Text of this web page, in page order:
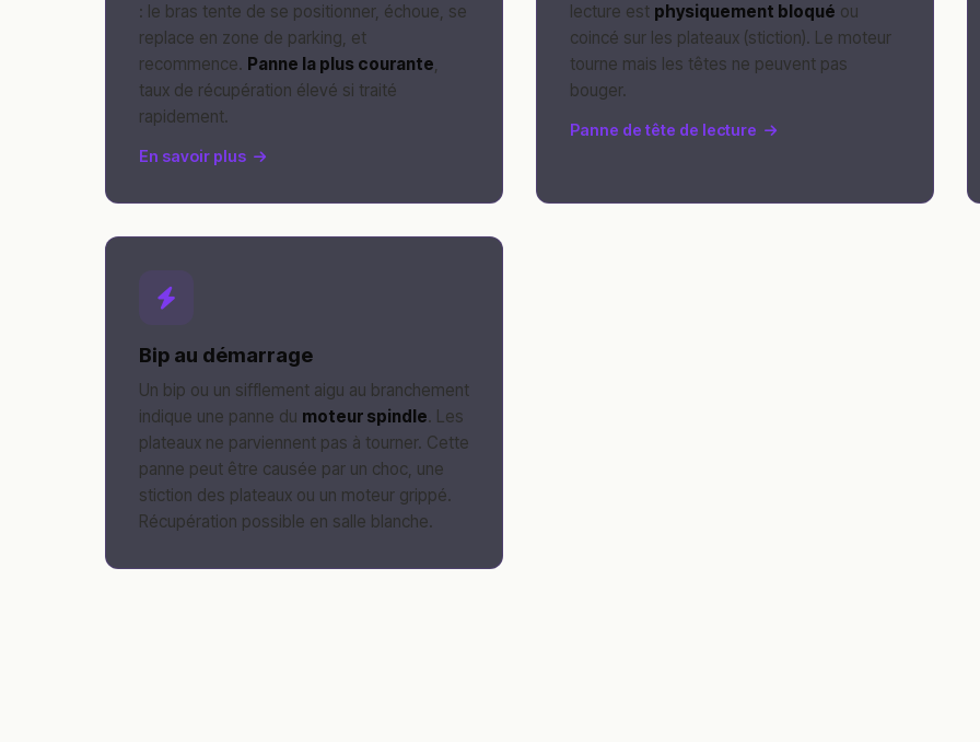
: le bras tente de se positionner, échoue, se
replace en zone de parking, et
recommence. Panne la plus courante,
taux de récupération élevé si traité
rapidement.
En savoir plus
lecture est physiquement bloqué ou
coincé sur les plateaux (stiction). Le moteur
tourne mais les têtes ne peuvent pas
bouger.
Panne de tête de lecture
Bip au démarrage
Un bip ou un sifflement aigu au branchement
indique une panne du moteur spindle. Les
plateaux ne parviennent pas à tourner. Cette
panne peut être causée par un choc, une
stiction des plateaux ou un moteur grippé.
Récupération possible en salle blanche.